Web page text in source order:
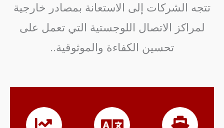
تتجه الشركات إلى الاستعانة بمصادر خارجية
لمراكز الاتصال اللوجستية التي تعمل على
تحسين الكفاءة والموثوقية..